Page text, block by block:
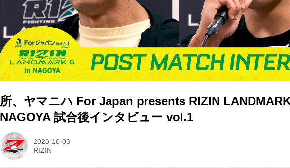
所、ヤマニハ For Japan presents RIZIN
NAGOYA 試合後インタビュー vol.1
2023-10-03
RIZIN